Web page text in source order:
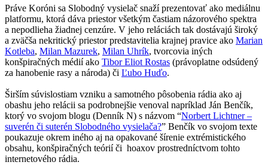
Práve Koróni sa Slobodný vysielač snaží prezentovať ako mediálnu
platformu, ktorá dáva priestor všetkým častiam názorového spektra
a nepodlieha žiadnej cenzúre. V jeho reláciách tak dostávajú široký
a zväčša nekritický priestor predstavitelia krajnej pravice ako Marian
Kotleba, Milan Mazurek, Milan Uhrík, tvorcovia iných
konšpiračných médií ako Tibor Eliot Rostas (právoplatne odsúdený
za hanobenie rasy a národa) či Ľubo Huďo.
Širším súvislostiam vzniku a samotného pôsobenia rádia ako aj
obashu jeho relácii sa podrobnejšie venoval napríklad Ján Benčík,
ktorý vo svojom blogu (Denník N) s názvom “Norbert Lichtner –
suverén či suterén Slobodného vysielača?” Benčík vo svojom texte
poukazuje okrem iného aj na opakované šírenie extrémistického
obsahu, konšpiračných teórií či hoaxov prostredníctvom tohto
internetového rádia.